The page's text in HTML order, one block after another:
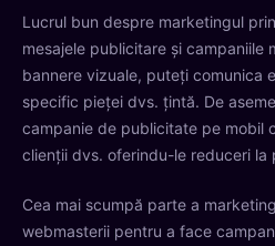
Lucrul bun despre marketingul
mesajele publicitare și campaniile
bannere vizuale, puteți comunica
specific pieței dvs. țintă. De
campanie de publicitate pe mobil
clienții dvs. oferindu-le reduceri la
Cea mai scumpă parte a
webmasterii pentru a face